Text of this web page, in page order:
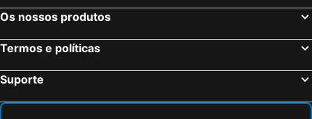
Os nossos produtos
Termos e políticas
Suporte